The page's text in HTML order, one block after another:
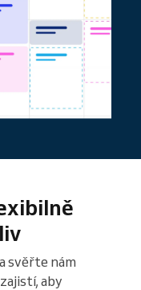
svěřte nám
aby